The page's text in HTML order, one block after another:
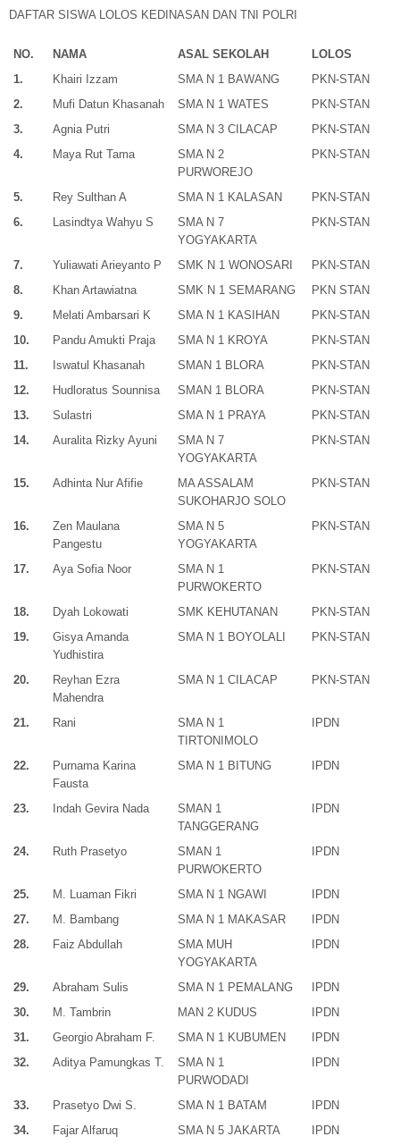
DAFTAR SISWA LOLOS KEDINASAN DAN TNI POLRI
NO. NAMA ASAL SEKOLAH
LOLOS
1.
Khairi Izzam SMA N 1 BAWANG
PKN-STAN
2.
Mufi Datun Khasanah SMA N 1 WATES
PKN-STAN
3.
Agnia Putri SMA N 3 CILACAP
PKN-STAN
4.
Maya Rut Tama
SMA N 2
PURWOREJO
PKN-STAN
5. Rey Sulthan A SMA N 1 KALASAN
PKN-STAN
6.
Lasindtya Wahyu S
SMA N 7
YOGYAKARTA
PKN-STAN
7. Yuliawati Arieyanto P SMK N 1 WONOSARI
PKN-STAN
8.
Khan Artawiatna SMK N 1 SEMARANG
PKN STAN
9.
Melati Ambarsari K SMA N 1 KASIHAN
PKN-STAN
10.
Pandu Amukti Praja SMA N 1 KROYA
PKN-STAN
11.
Iswatul Khasanah SMAN 1 BLORA
PKN-STAN
12.
Hudloratus Sounnisa SMAN 1 BLORA
PKN-STAN
13.
Sulastri SMA N 1 PRAYA
PKN-STAN
14.
Auralita Rizky Ayuni
SMA N 7
YOGYAKARTA
PKN-STAN
15. Adhinta Nur Afifie
MA ASSALAM
SUKOHARJO SOLO
PKN-STAN
16.
Zen Maulana
Pangestu
SMA N 5
YOGYAKARTA
PKN-STAN
17. Aya Sofia Noor
SMA N 1
PURWOKERTO
PKN-STAN
18. Dyah Lokowati SMK KEHUTANAN
PKN-STAN
19.
Gisya Amanda
Yudhistira
SMA N 1 BOYOLALI PKN-STAN
20.
Reyhan Ezra
Mahendra
SMA N 1 CILACAP PKN-STAN
21. Rani
SMA N 1
TIRTONIMOLO
IPDN
22.
Purnama Karina
Fausta
SMA N 1 BITUNG IPDN
23. Indah Gevira Nada
SMAN 1
TANGGERANG
IPDN
24. Ruth Prasetyo
SMAN 1
PURWOKERTO
IPDN
25. M. Luaman Fikri SMA N 1 NGAWI
IPDN
27.
M. Bambang SMA N 1 MAKASAR
IPDN
28.
Faiz Abdullah
SMA MUH
YOGYAKARTA
IPDN
29. Abraham Sulis SMA N 1 PEMALANG
IPDN
30.
M. Tambrin MAN 2 KUDUS
IPDN
31.
Georgio Abraham F. SMA N 1 KUBUMEN
IPDN
32.
Aditya Pamungkas T.
SMA N 1
PURWODADI
IPDN
33. Prasetyo Dwi S. SMA N 1 BATAM
IPDN
34.
Fajar Alfaruq SMA N 5 JAKARTA IPDN